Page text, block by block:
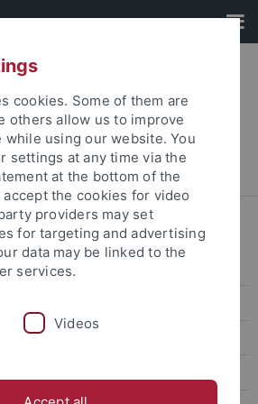
Fakultät
... Lehre / Teaching
cookies. Some of them are
others allow us to improve
using our website. You
settings at any time via the
at the bottom of the
accept the cookies for video
providers may set
for targeting and advertising
data may be linked to the
services.
Videos